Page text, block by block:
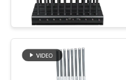
ΕΙΔΉΣΕΙΣ
Jammer
δύναμης